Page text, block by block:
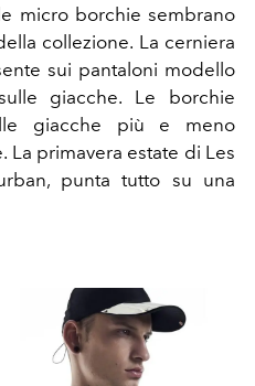
micro borchie sembrano
collezione. La cerniera
sui pantaloni modello
giacche. Le borchie
giacche più e meno
La primavera estate di Les
punta tutto su una